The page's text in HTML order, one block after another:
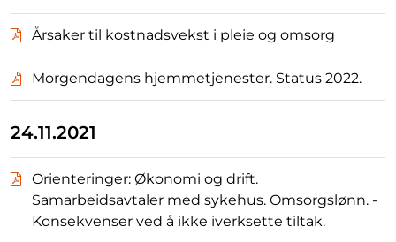
Årsaker til kostnadsvekst i pleie og omsorg
Morgendagens hjemmetjenester. Status 2022.
24.11.2021
Orienteringer: Økonomi og drift.
Samarbeidsavtaler med sykehus. Omsorgslønn. -
Konsekvenser ved å ikke iverksette tiltak.